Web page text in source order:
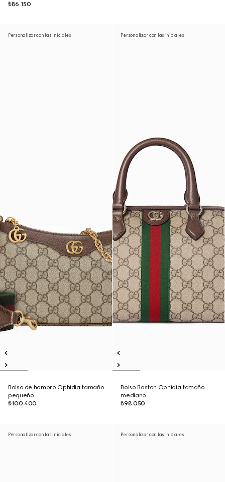
₺86.150
Personalizar con las iniciales
Bolso de hombro Ophidia tamaño
pequeño
₺100.400
Personalizar con las iniciales
Bolso Boston Ophidia tamaño
mediano
₺98.050
Personalizar con las iniciales Personalizar con las iniciales